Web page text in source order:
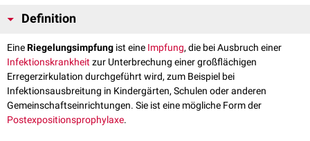
Definition
EineRiegelungsimpfung ist eine Impfung, die bei Ausbruch einer
Infektionskrankheitzur Unterbrechung einer großflächigen
Erregerzirkulation durchgeführt wird, zum Beispiel bei
Infektionsausbreitung in Kindergärten, Schulen oder anderen
Gemeinschaftseinrichtungen. Sie ist eine mögliche Form der
Postexpositionsprophylaxe.